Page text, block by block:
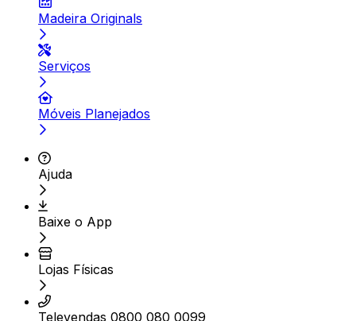
Madeira Originals
Serviços
Móveis Planejados
Ajuda
Baixe o App
Lojas Físicas
Televendas 0800 080 0099